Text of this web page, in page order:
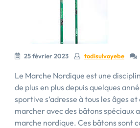
25 février 2023 todisulvoyebe
Le Marche Nordique est une
de plus en plus depuis quelques
sportive s’adresse à tous les âges
marcher avec des bâtons spéciaux
marche nordique. Ces bâtons sont